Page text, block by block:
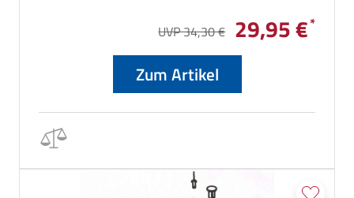
UVP 34,30 € 29,95 €
Zum Artikel